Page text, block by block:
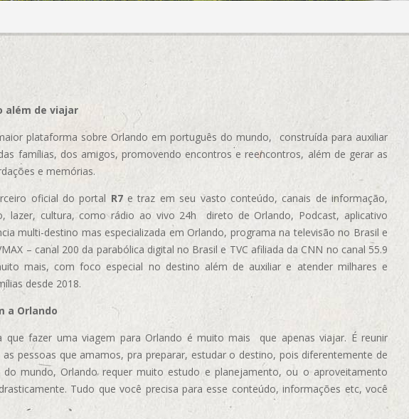
além de viajar
plataforma sobre Orlando em português do mundo, construída para auxiliar
famílias, dos amigos, promovendo encontros e reencontros, além de gerar as
e memórias.
oficial do portal R7e traz em seu vasto conteúdo, canais de informação,
lazer, cultura, como rádio ao vivo 24h direto de Orlando, Podcast, aplicativo
multi-destino mas especializada em Orlando, programa na televisão no Brasil e
– canal 200 da parabólica digital no Brasil e TVC afiliada da CNN no canal 55.9
mais, com foco especial no destino além de auxiliar e atender milhares e
desde 2018.
a Orlando
que fazer uma viagem para Orlando é muito mais que apenas viajar. É reunir
as pessoas que amamos, pra preparar, estudar o destino, pois diferentemente de
do mundo, Orlando requer muito estudo e planejamento, ou o aproveitamento
Tudo que você precisa para esse conteúdo, informações etc, você